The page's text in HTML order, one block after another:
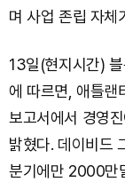
며 사업 존립 자체
13일(현지시간)
에 따르면, 애틀랜
보고서에서 경영
밝혔다. 데이비드
분기에만 2000만